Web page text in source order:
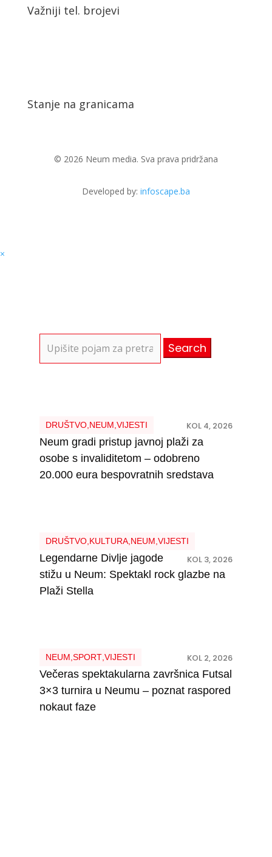
Važniji tel. brojevi
Stanje na granicama
© 2026 Neum media. Sva prava pridržana
Developed by: infoscape.ba
×
for:
DRUŠTVO, NEUM VIJESTI KOL 4, 2026
Neum gradi pristup javnoj plaži za
osobe s invaliditetom – odobreno
20.000 eura bespovratnih sredstava
DRUŠTVO, KULTURA, NEUM VIJESTI
KOL 3, 2026
Legendarne Divlje jagode
stižu u Neum: Spektakl rock glazbe na
Plaži Stella
NEUM SPORT, VIJESTI KOL 2, 2026
Večeras spektakularna završnica Futsal
3×3 turnira u Neumu – poznat raspored
nokaut faze